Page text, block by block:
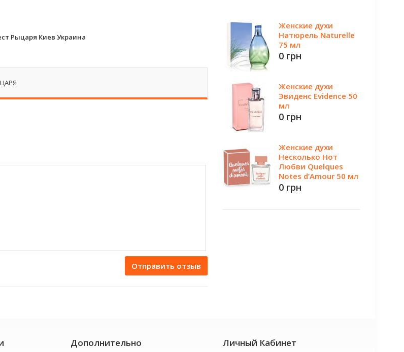
Рыцаря Киев Украина
Отправить отзыв
Женские духи
Натюрель Naturelle
75 мл
0 грн
Женские духи
Эвиденс Evidence 50
мл
0 грн
Женские духи
Несколько Нот
Любви Quelques
Notes d’Amour 50 мл
0 грн
Дополнительно Личный Кабинет